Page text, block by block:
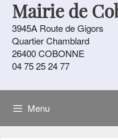
Aller
contenu
Mairie de
3945A Route de Gigors
Quartier Chamblard
26400 COBONNE
04 75 25 24 77
Menu